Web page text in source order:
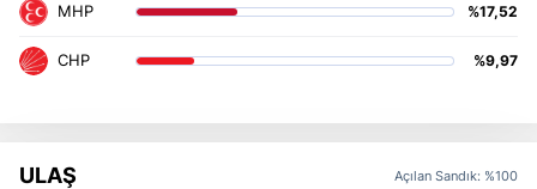
%17,52
%9,97
ULAŞ Açılan Sandık: %100